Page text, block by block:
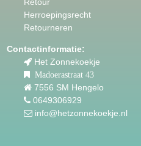
Herroepingsrecht
Retourneren
Contactinformatie:
Het Zonnekoekje
Madoerastraat 43
7556 SM Hengelo
0649306929
info@hetzonnekoekje.nl